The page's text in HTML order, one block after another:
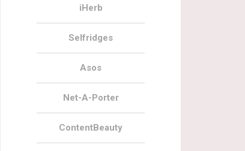
iHerb
Selfridges
Asos
Net-A-Porter
ContentBeauty